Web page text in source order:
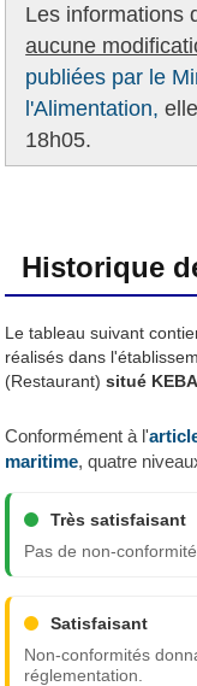
Les informations
aucune
publiées par le
l'Alimentation,
18h05.
Historique
Le tableau suivant
réalisés dans
(Restaurant) situé
Conformément à l'
maritime, quatre
Très satisfaisant
Pas de non-
Satisfaisant
Non-conformités
réglementation.